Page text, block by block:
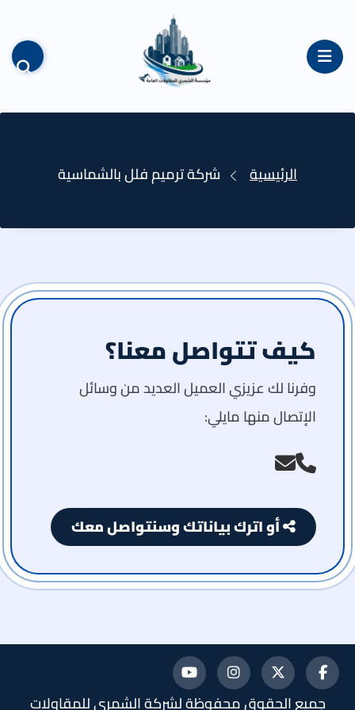
القائمة
الرئيسية شركة ترميم فلل بالشماسية
كيف تتواصل معنا؟
وفرنا لك عزيزي العميل العديد من وسائل
الإتصال منها مايلي:
تابعنا تابعنا تابعنا تابعنا
جميع الحقوق محفوظة لشركة الشمري للمقاولات